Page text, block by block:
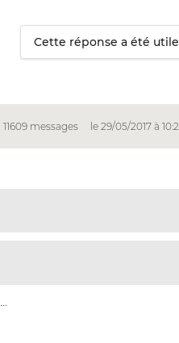
Cette réponse a été utile
11609 messages le 29/05/2017 à